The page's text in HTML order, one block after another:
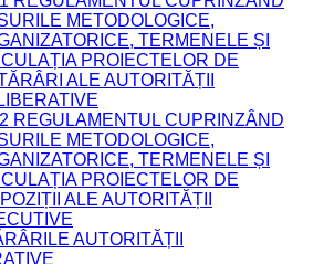
METODOLOGICE,
TERMENELE ȘI
PROIECTELOR DE
ALE AUTORITĂȚII
REGULAMENTUL CUPRINZÂND
METODOLOGICE,
TERMENELE ȘI
PROIECTELOR DE
ALE AUTORITĂȚII
AUTORITĂȚII